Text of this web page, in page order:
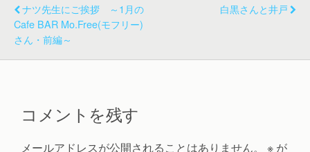
ナツ先生にご挨拶 ～1月の
Cafe BAR Mo.free(モフリー)
さん・前編～
白黒さんと井戸
コメントを残す
メールアドレスが公開されることはありません。 ※ が